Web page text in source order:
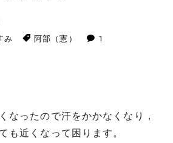
み 阿部（憲） 1
なったので汗をかかなくなり，
も近くなって困ります。